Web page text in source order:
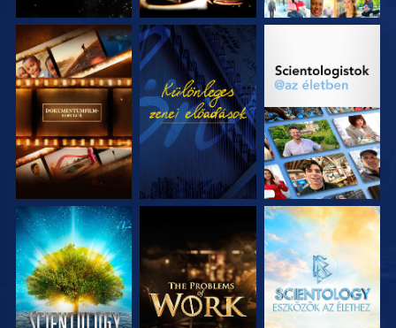
A SOROZAT
RÉSZEI
MŰSORNÉZÉS
A SOROZAT
A SOROZAT
RÉSZEI
A SOROZAT
RÉSZEI
A SOROZAT
RÉSZEI